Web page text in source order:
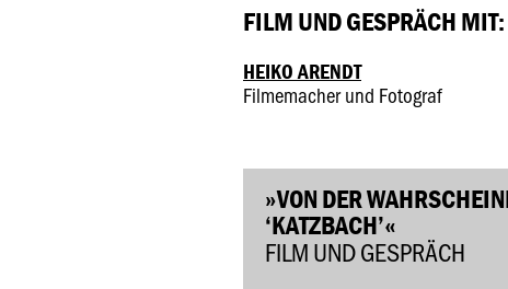
FILM UND GESPRÄCH MIT:
HEIKO ARENDT
Filmemacher und Fotograf
»VON DER
KATZBACH’«
FILM UND GESPRÄCH